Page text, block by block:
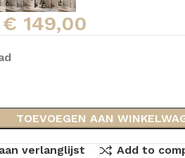
€ 149,00
TOEVOEGEN AAN
verlanglijst Add to